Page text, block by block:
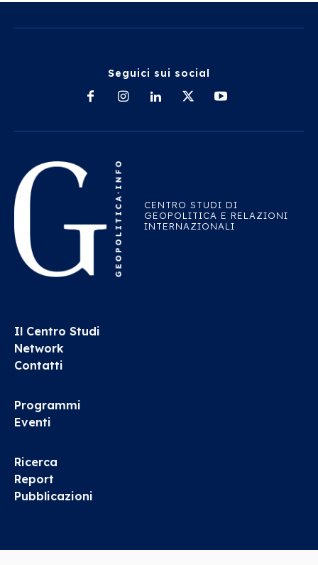
Seguici sui social
CENTRO STUDI DI
GEOPOLITICA E RELAZIONI
INTERNAZIONALI
Il Centro Studi
Network
Contatti
Programmi
Eventi
Ricerca
Report
Pubblicazioni